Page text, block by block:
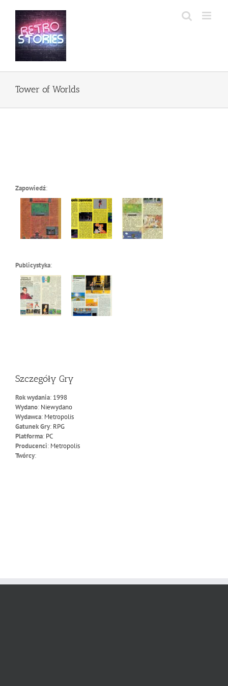
zawartości
Tower of Worlds
Zapowiedź:
Publicystyka:
Szczegóły Gry
Rok wydania: 1998
Wydano: Niewydano
Wydawca: Metropolis
Gatunek Gry: RPG
Platforma: PC
Producenci: Metropolis
Twórcy: